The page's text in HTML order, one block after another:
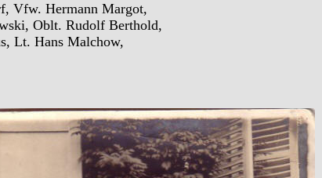
Vfw. Hermann Margot,
Oblt. Rudolf Berthold,
Lt. Hans Malchow,